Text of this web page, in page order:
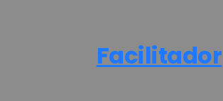
Facilitador